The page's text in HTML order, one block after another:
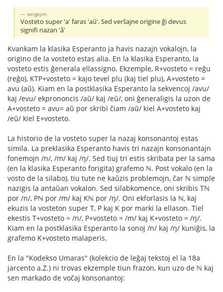
sergejm:
Vosteto super 'a' faras 'aŭ'. Sed verŝajne origine ĝi devus
signifi nazan 'ã'
Kvankam la klasika Esperanto ja havis nazajn vokalojn, la
origino de la vosteto estas alia. En la klasika Esperanto, la
vosteto estis ĝenerala ellassigno. Ekzemple, R+vosteto = reĝu
(reĝo), KTP+vosteto = kajo tevel plu (kaj tiel plu), A+vosteto =
avu (aŭ). Kiam en la postklasika Esperanto la sekvencoj /avu/
kaj /evu/ ekprononcis /aŭ/ kaj /eŭ/, oni ĝeneraligis la uzon de
A+vosteto = avu= aŭ por skribi ĉiam /aŭ/ kiel A+vosteto kaj
/eŭ/ kiel E+vosteto.
La historio de la vosteto super la nazaj konsonantoj estas
simila. La preklasika Esperanto havis tri nazajn konsonantajn
fonemojn /n/, /m/ kaj /ŋ/. Sed tiuj tri estis skribata per la sama
(en la klasika Esperanto forigita) grafemo ℕ. Post vokalo (en la
vosto de la silabo), tiu tute ne kaŭzis problemojn, ĉar ℕ simple
nazigis la antaŭan vokalon. Sed silabkomence, oni skribis Tℕ
por /n/, Pℕ por /m/ kaj Kℕ por /ŋ/. Oni ekforlasis la ℕ, kaj
ekuzis la vosteton super T, P kaj K por marki la ellason. Tiel
ekestis T+vosteto = /n/, P+vosteto = /m/ kaj K+vosteto = /ŋ/.
Kiam en la postklasika Esperanto la sonoj /n/ kaj /ŋ/ kuniĝis, la
grafemo K+vosteto malaperis.
En la "Kodekso Umaras" (kolekcio de leĝaj tekstoj el la 18a
jarcento a.Z.) ni trovas ekzemple tiun frazon, kun uzo de ℕ kaj
sen markado de voĉaj konsonantoj: